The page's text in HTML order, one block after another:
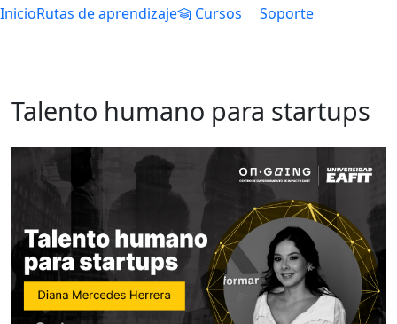
InicioRutas de aprendizaje Cursos Soporte
Talento humano para startups